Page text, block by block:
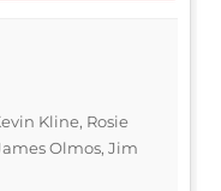
Kline, Rosie
Olmos, Jim